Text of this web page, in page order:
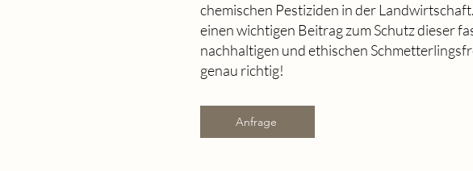
chemischen Pestiziden in der
einen wichtigen Beitrag zum Schutz dieser
nachhaltigen und ethischen
genau richtig!
Anfrage